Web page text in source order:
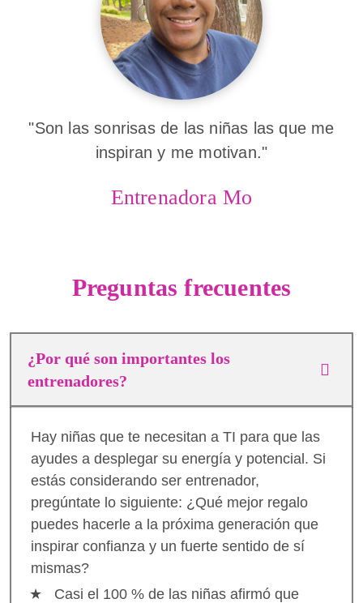
"Son las sonrisas de las niñas las que me
inspiran y me motivan."
Entrenadora Mo
Preguntas frecuentes
¿Por qué son importantes los
entrenadores?
Hay niñas que te necesitan a TI para que las
ayudes a desplegar su energía y potencial. Si
estás considerando ser entrenador,
pregúntate lo siguiente: ¿Qué mejor regalo
puedes hacerle a la próxima generación que
inspirar confianza y un fuerte sentido de sí
mismas?
Casi el 100 % de las niñas afirmó que